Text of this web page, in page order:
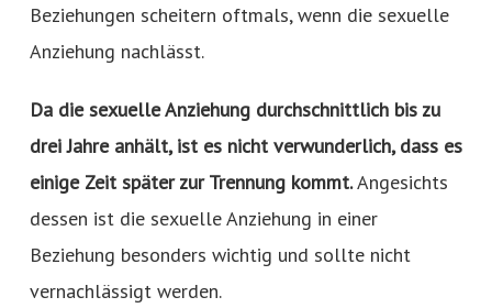
Beziehungen scheitern oftmals, wenn die sexuelle
Anziehung nachlässt.
Da die sexuelle Anziehung durchschnittlich bis zu
drei Jahre anhält, ist es nicht verwunderlich, dass es
einige Zeit später zur Trennung kommt.Angesichts
dessen ist die sexuelle Anziehung in einer
Beziehung besonders wichtig und sollte nicht
vernachlässigt werden.